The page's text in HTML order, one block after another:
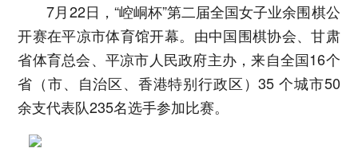
7月22日，“崆峒杯”第二届全国女子业余围棋公
开赛在平凉市体育馆开幕。由中国围棋协会、甘肃
省体育总会、平凉市人民政府主办，来自全国16个
省（市、自治区、香港特别行政区）35 个城市50
余支代表队235名选手参加比赛。